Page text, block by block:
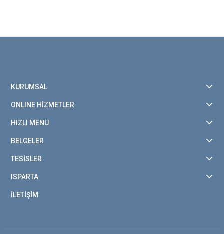
KURUMSAL
ONLINE HİZMETLER
HIZLI MENÜ
BELGELER
TESİSLER
ISPARTA
İLETİŞİM